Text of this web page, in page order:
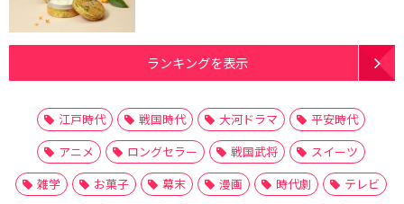
ランキングを表示
江戸時代 戦国時代 大河ドラマ
平安時代
アニメ
ロングセラー 戦国武将
スイーツ
雑学
お菓子 幕末 漫画 時代劇
テレビ